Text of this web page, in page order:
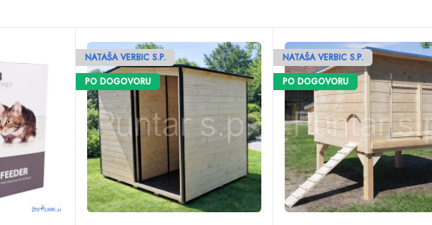
NATAŠA VERBIC S.P.
PO DOGOVORU
NATAŠA VERBIC S.P.
PO DOGOVORU